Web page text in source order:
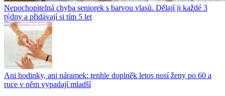
Nepochopitelná chyba seniorek s barvou vlasů. Dělají ji každé 3
týdny a přidávají si tím 5 let
Ani hodinky, ani náramek: tenhle doplněk letos nosí ženy po 60 a
ruce v něm vypadají mladší